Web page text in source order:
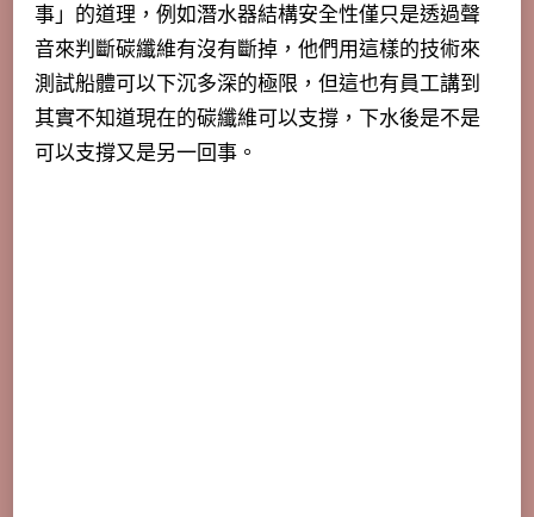
事」的道理，例如潛水器結構安全性僅只是透過聲
音來判斷碳纖維有沒有斷掉，他們用這樣的技術來
測試船體可以下沉多深的極限， 但這也有員工講到
其實不知道現在的碳纖維可以支撐，下水後是不是
可以支撐又是另一回事。